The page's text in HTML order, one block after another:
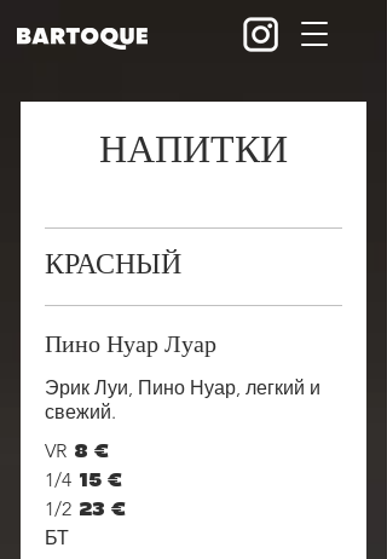
НАПИТКИ
КРАСНЫЙ
Пино Нуар Луар
Эрик Луи, Пино Нуар, легкий и
свежий.
VR 8 €
1/4 15 €
1/2 23 €
БТ